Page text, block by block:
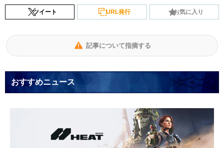
ツイート URL発行 お気に入り
記事について指摘する
おすすめニュース